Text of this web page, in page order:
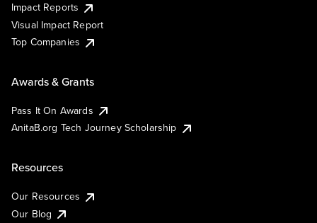
Impact Reports
Visual Impact Report
Top Companies
Awards & Grants
Pass It On Awards
AnitaB.org Tech Journey Scholarship
Resources
Our Resources
Our Blog